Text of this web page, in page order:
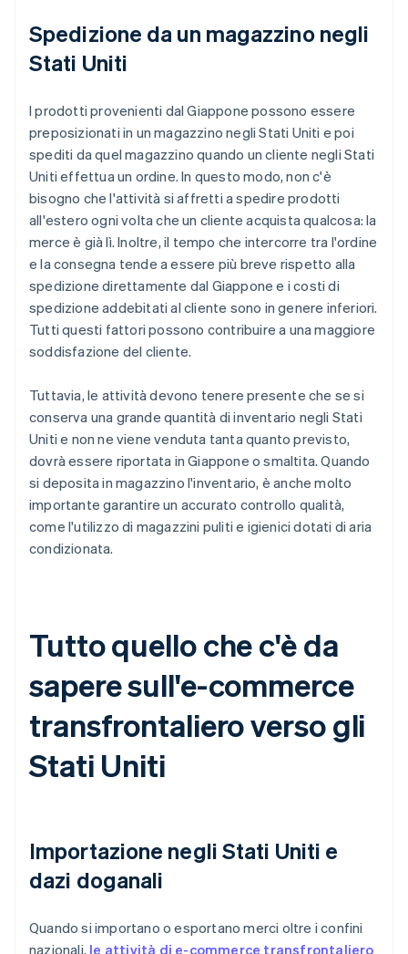
Spedizione da un magazzino negli
Stati Uniti
I prodotti provenienti dal Giappone possono essere
preposizionati in un magazzino negli Stati Uniti e poi
spediti da quel magazzino quando un cliente negli Stati
Uniti effettua un ordine. In questo modo, non c'è
bisogno che l'attività si affretti a spedire prodotti
all'estero ogni volta che un cliente acquista qualcosa: la
merce è già lì. Inoltre, il tempo che intercorre tra l'ordine
e la consegna tende a essere più breve rispetto alla
spedizione direttamente dal Giappone e i costi di
spedizione addebitati al cliente sono in genere inferiori.
Tutti questi fattori possono contribuire a una maggiore
soddisfazione del cliente.
Tuttavia, le attività devono tenere presente che se si
conserva una grande quantità di inventario negli Stati
Uniti e non ne viene venduta tanta quanto previsto,
dovrà essere riportata in Giappone o smaltita. Quando
si deposita in magazzino l'inventario, è anche molto
importante garantire un accurato controllo qualità,
come l'utilizzo di magazzini puliti e igienici dotati di aria
condizionata.
Tutto quello che c'è da
sapere sull'e-commerce
transfrontaliero verso gli
Stati Uniti
Importazione negli Stati Uniti e
dazi doganali
Quando si importano o esportano merci oltre i confini
nazionali, le attività di e-commerce transfrontaliero